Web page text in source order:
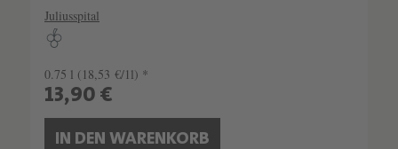
Juliusspital
0.75 l (18,53 €/1l) *
13,90 €
IN DEN WARENKORB